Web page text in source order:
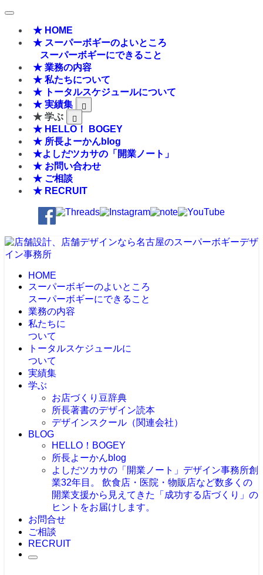
★ HOME
★ スーパーボギーのよいところ
スーパーボギーにできること
★ 業務の内容
★ 私たちについて
★ トータルスケジュールについて
★ 実績集
★ 学ぶ
★ HELLO！ BOGEY
★ 所長よーかんblog
★よしだツカサの「開業ノート」
★ お問い合わせ
★ ご相談
★ RECRUIT
HOME
スーパーボギーのよいところ
スーパーボギーにできること
業務の内容
私たちに
ついて
トータルスケジュールに
ついて
実績集
学ぶ
お店づくり豆辞典
所長著書のデザイン読本
デザインスクール（関連会社）
BLOG
HELLO！BOGEY
所長よーかんblog
よしだツカサの「開業ノート」 デザイン事務所創
業32年目。 飲食店・医院・物販店など数多くの
開業支援から見えてきた「成功する店づくり」の
ヒントをお届けします。
お問合せ
ご相談
RECRUIT